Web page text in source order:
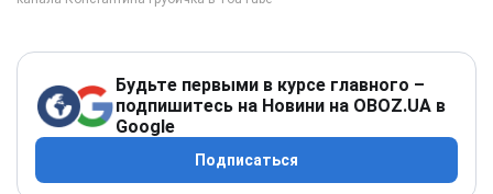
Будьте первыми в курсе главного –
подпишитесь на Новини на OBOZ.UA в
Google
Подписаться